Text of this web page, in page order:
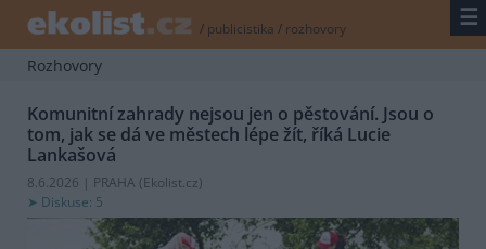
/ publicistika / rozhovory ☰
Rozhovory
Komunitní zahrady nejsou jen o pěstování. Jsou o
tom, jak se dá ve městech lépe žít, říká Lucie
Lankašová
8.6.2026 | PRAHA (Ekolist.cz)
Diskuse: 5